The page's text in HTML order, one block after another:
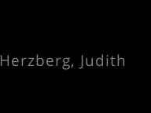
Herzberg, Judith